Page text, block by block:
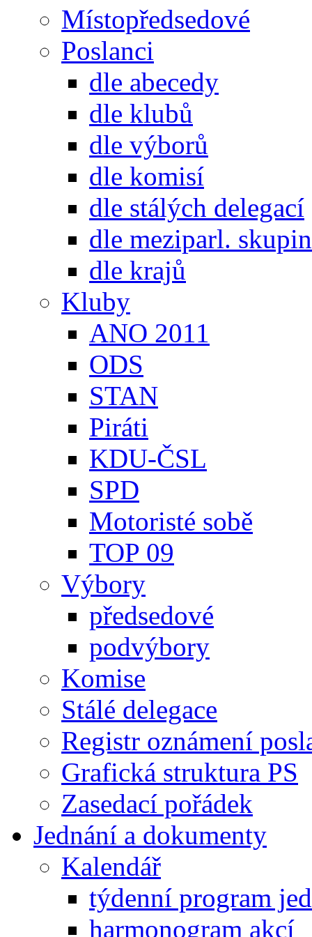
Místopředsedové
Poslanci
dle abecedy
dle klubů
dle výborů
dle komisí
dle stálých delegací
dle meziparl. skupin
dle krajů
Kluby
ANO 2011
ODS
STAN
Piráti
KDU-ČSL
SPD
Motoristé sobě
TOP 09
Výbory
předsedové
podvýbory
Komise
Stálé delegace
Registr oznámení
Grafická struktura PS
Zasedací pořádek
Jednání a dokumenty
Kalendář
týdenní program
harmonogram akcí